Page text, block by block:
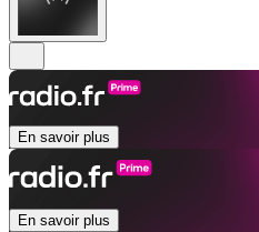
En savoir plus
En savoir plus